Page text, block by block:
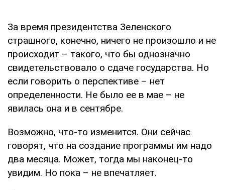
За время президентства Зеленского
страшного, конечно, ничего не произошло и не
происходит – такого, что бы однозначно
свидетельствовало о сдаче государства. Но
если говорить о перспективе – нет
определенности. Не было ее в мае – не
явилась она и в сентябре.
Возможно, что-то изменится. Они сейчас
говорят, что на создание программы им надо
два месяца. Может, тогда мы наконец-то
увидим. Но пока – не впечатляет.